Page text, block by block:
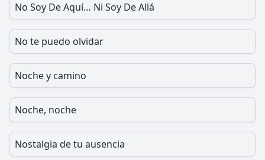
No Soy De Aquí… Ni Soy De Allá
No te puedo olvidar
Noche y camino
Noche, noche
Nostalgia de tu ausencia